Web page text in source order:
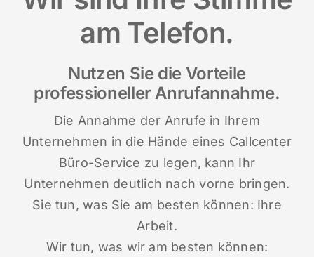
am Telefon.
Nutzen Sie die Vorteile
professioneller Anrufannahme.
Die Annahme der Anrufe in Ihrem
Unternehmen in die Hände eines Callcenter
Büro-Service zu legen, kann Ihr
Unternehmen deutlich nach vorne bringen.
Sie tun, was Sie am besten können: Ihre
Arbeit.
Wir tun, was wir am besten können: